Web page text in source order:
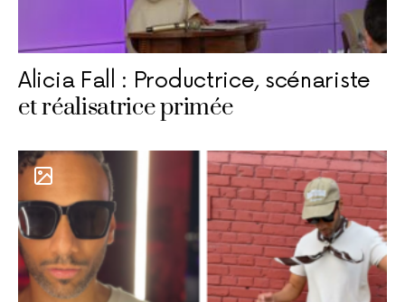
Alicia Fall : Productrice, scénariste
et réalisatrice primée